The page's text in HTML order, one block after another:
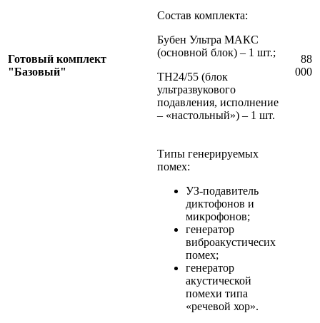
Готовый комплект
"Базовый"
Состав комплекта:
Бубен Ультра МАКС
(основной блок) – 1 шт.;
ТН24/55 (блок
ультразвукового
подавления, исполнение
– «настольный») – 1 шт.
88
000
Типы генерируемых
помех:
УЗ-подавитель
диктофонов и
микрофонов;
генератор
виброакустичесих
помех;
генератор
акустической
помехи типа
«речевой хор».